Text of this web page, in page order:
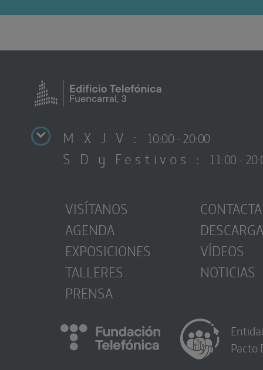
M X J V : 10:00 - 20:00
S D y Festivos : 11:00 -
VISÍTANOS
AGENDA
EXPOSICIONES
TALLERES
PRENSA
CONTACTA
VÍDEOS
NOTICIAS
Pacto